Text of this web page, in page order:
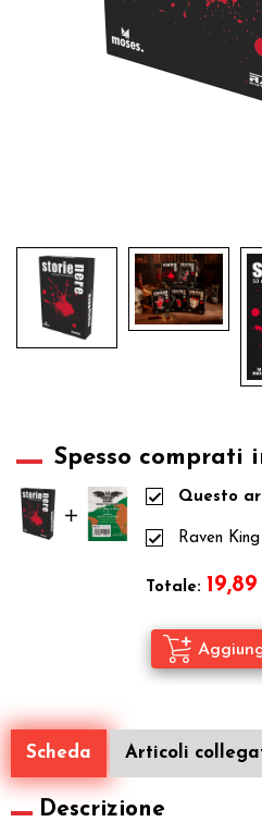
Spesso comprati
Questo
Raven
Totale: 19,89
Scheda Articoli
Descrizione